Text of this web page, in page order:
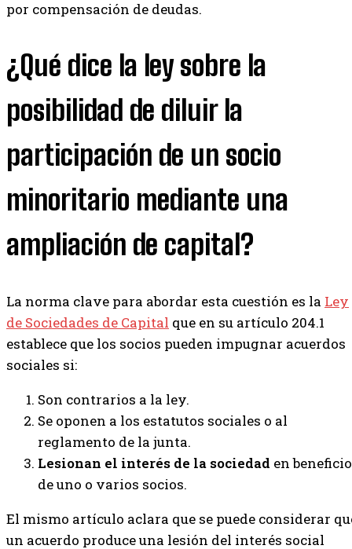
por compensación de deudas.
¿Qué dice la ley sobre la
posibilidad de diluir la
participación de un socio
minoritario mediante una
ampliación de capital?
La norma clave para abordar esta cuestión es la Ley
de Sociedades de Capital que en su artículo 204.1
establece que los socios pueden impugnar acuerdos
sociales si:
Son contrarios a la ley.
Se oponen a los estatutos sociales o al
reglamento de la junta.
Lesionan el interés de la sociedad en beneficio
de uno o varios socios.
El mismo artículo aclara que se puede considerar
un acuerdo produce una lesión del interés social